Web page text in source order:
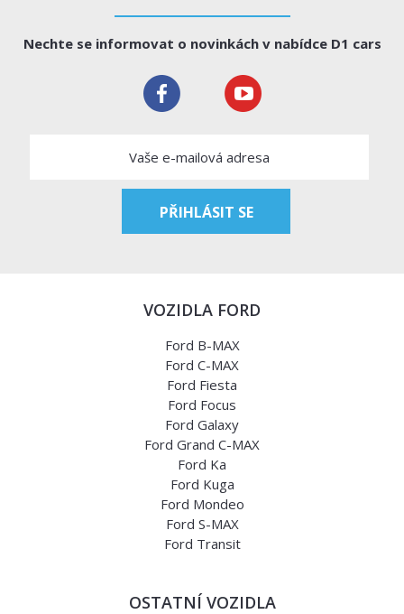
Nechte se informovat o novinkách v nabídce D1 cars
VOZIDLA FORD
Ford B-MAX
Ford C-MAX
Ford Fiesta
Ford Focus
Ford Galaxy
Ford Grand C-MAX
Ford Ka
Ford Kuga
Ford Mondeo
Ford S-MAX
Ford Transit
OSTATNÍ VOZIDLA